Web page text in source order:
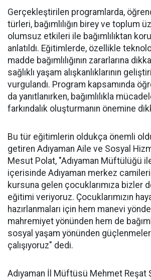
Gerçekleştirilen programlarda,
türleri, bağımlılığın birey ve toplum
olumsuz etkileri ile bağımlılıktan
anlatıldı. Eğitimlerde, özellikle
madde bağımlılığının zararlarına
sağlıklı yaşam alışkanlıklarının
vurgulandı. Program kapsamında
da yanıtlanırken, bağımlılıkla
farkındalık oluşturmanın önemine
Bu tür eğitimlerin oldukça önemli
getiren Adıyaman Aile ve Sosyal
Mesut Polat, "Adıyaman Müftülüğü
içerisinde Adıyaman merkez
kursuna gelen çocuklarımıza bizler
eğitimi veriyoruz. Çocuklarımızın
hazırlanmaları için hem manevi
mahremiyet yönünden hem de
sosyal yaşam yönünden
çalışıyoruz" dedi.
Adıyaman İl Müftüsü Mehmet Reşat